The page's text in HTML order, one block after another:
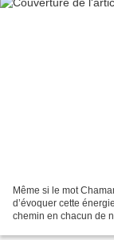
Même si le mot
d’évoquer cette
chemin en chacun de